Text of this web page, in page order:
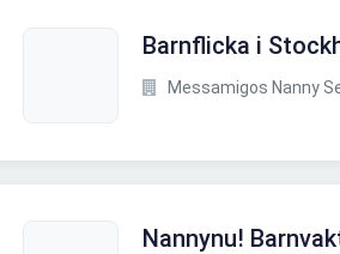
Barnflicka i
Messamigos Nanny
Nannynu!